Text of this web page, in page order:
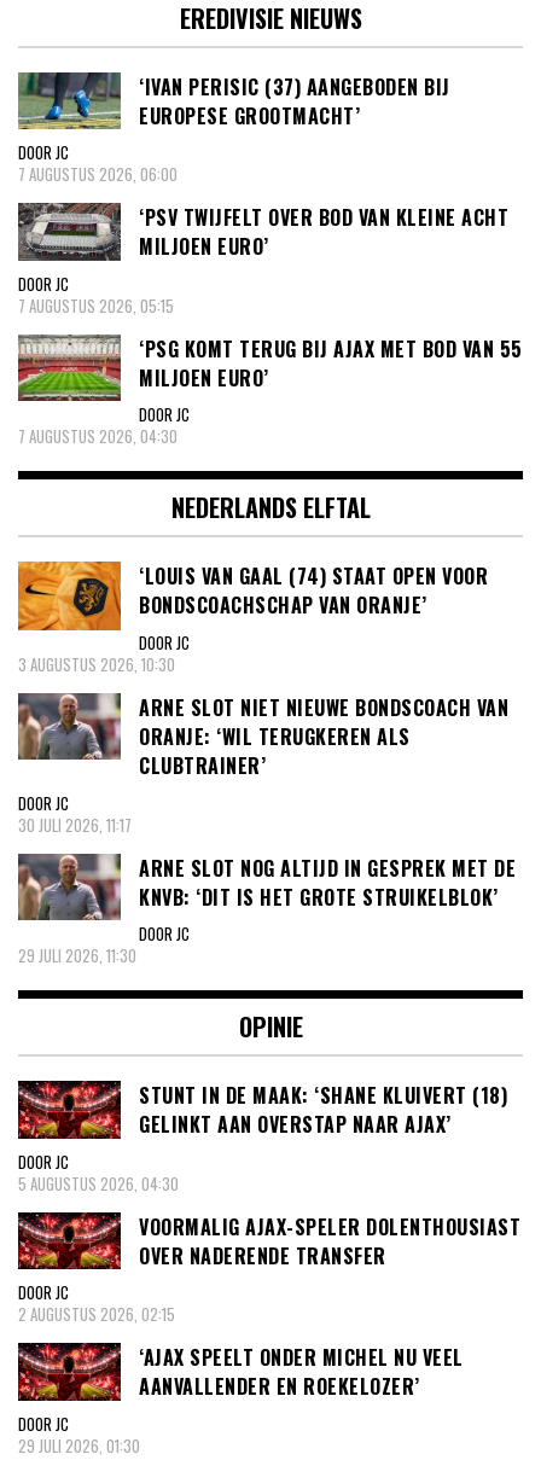
EREDIVISIE NIEUWS
‘IVAN PERISIC (37) AANGEBODEN BIJ
EUROPESE GROOTMACHT’
DOOR JC
7 AUGUSTUS 2026, 06:00
‘PSV TWIJFELT OVER BOD VAN KLEINE ACHT
MILJOEN EURO’
DOOR JC
7 AUGUSTUS 2026, 05:15
‘PSG KOMT TERUG BIJ AJAX MET BOD VAN 55
MILJOEN EURO’
DOOR JC
7 AUGUSTUS 2026, 04:30
NEDERLANDS ELFTAL
‘LOUIS VAN GAAL (74) STAAT OPEN VOOR
BONDSCOACHSCHAP VAN ORANJE’
DOOR JC
3 AUGUSTUS 2026, 10:30
ARNE SLOT NIET NIEUWE BONDSCOACH VAN
ORANJE: ‘WIL TERUGKEREN ALS
CLUBTRAINER’
DOOR JC
30 JULI 2026, 11:17
ARNE SLOT NOG ALTIJD IN GESPREK MET DE
KNVB: ‘DIT IS HET GROTE STRUIKELBLOK’
DOOR JC
29 JULI 2026, 11:30
OPINIE
STUNT IN DE MAAK: ‘SHANE KLUIVERT (18)
GELINKT AAN OVERSTAP NAAR AJAX’
DOOR JC
5 AUGUSTUS 2026, 04:30
VOORMALIG AJAX-SPELER DOLENTHOUSIAST
OVER NADERENDE TRANSFER
DOOR JC
2 AUGUSTUS 2026, 02:15
‘AJAX SPEELT ONDER MICHEL NU VEEL
AANVALLENDER EN ROEKELOZER’
DOOR JC
29 JULI 2026, 01:30